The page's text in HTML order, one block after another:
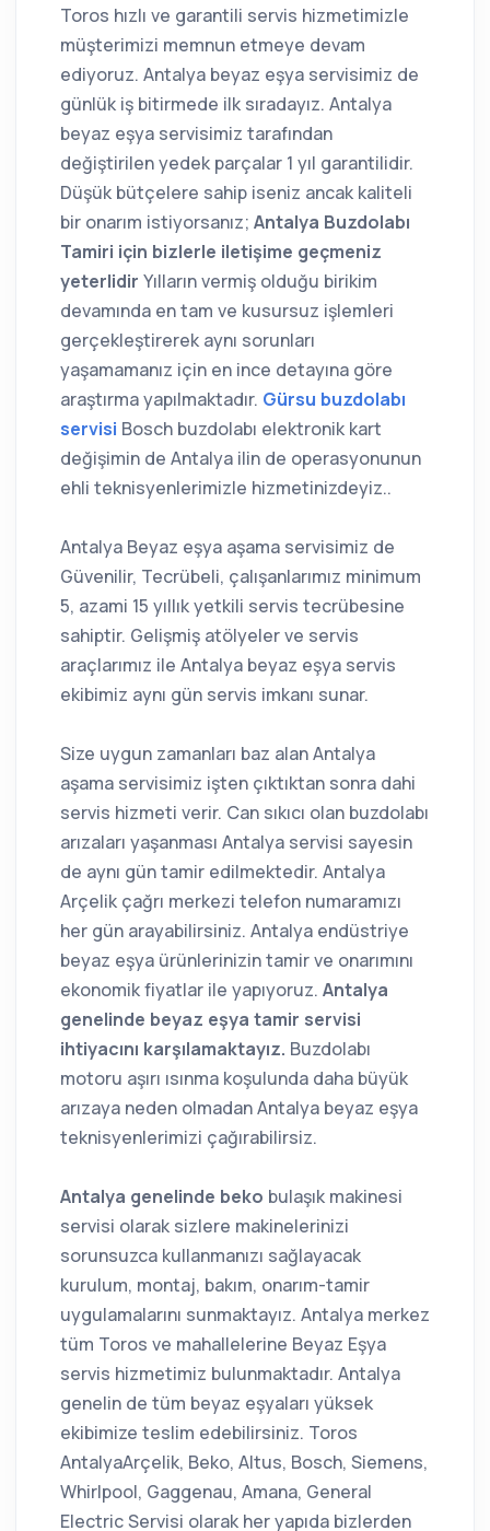
Toros hızlı ve garantili servis hizmetimizle
müşterimizi memnun etmeye devam
ediyoruz. Antalya beyaz eşya servisimiz de
günlük iş bitirmede ilk sıradayız. Antalya
beyaz eşya servisimiz tarafından
değiştirilen yedek parçalar 1 yıl garantilidir.
Düşük bütçelere sahip iseniz ancak kaliteli
bir onarım istiyorsanız; Antalya Buzdolabı
Tamiri için bizlerle iletişime geçmeniz
yeterlidir Yılların vermiş olduğu birikim
devamında en tam ve kusursuz işlemleri
gerçekleştirerek aynı sorunları
yaşamamanız için en ince detayına göre
araştırma yapılmaktadır. Gürsu buzdolabı
servisi Bosch buzdolabı elektronik kart
değişimin de Antalya ilin de operasyonunun
ehli teknisyenlerimizle hizmetinizdeyiz..
Antalya Beyaz eşya aşama servisimiz de
Güvenilir, Tecrübeli, çalışanlarımız minimum
5, azami 15 yıllık yetkili servis tecrübesine
sahiptir. Gelişmiş atölyeler ve servis
araçlarımız ile Antalya beyaz eşya servis
ekibimiz aynı gün servis imkanı sunar.
Size uygun zamanları baz alan Antalya
aşama servisimiz işten çıktıktan sonra dahi
servis hizmeti verir. Can sıkıcı olan buzdolabı
arızaları yaşanması Antalya servisi sayesin
de aynı gün tamir edilmektedir. Antalya
Arçelik çağrı merkezi telefon numaramızı
her gün arayabilirsiniz. Antalya endüstriye
beyaz eşya ürünlerinizin tamir ve onarımını
ekonomik fiyatlar ile yapıyoruz. Antalya
genelinde beyaz eşya tamir servisi
ihtiyacını karşılamaktayız. Buzdolabı
motoru aşırı ısınma koşulunda daha büyük
arızaya neden olmadan Antalya beyaz eşya
teknisyenlerimizi çağırabilirsiz.
Antalya genelinde beko bulaşık makinesi
servisi olarak sizlere makinelerinizi
sorunsuzca kullanmanızı sağlayacak
kurulum, montaj, bakım, onarım-tamir
uygulamalarını sunmaktayız. Antalya merkez
tüm Toros ve mahallelerine Beyaz Eşya
servis hizmetimiz bulunmaktadır. Antalya
genelin de tüm beyaz eşyaları yüksek
ekibimize teslim edebilirsiniz. Toros
AntalyaArçelik, Beko, Altus, Bosch, Siemens,
Whirlpool, Gaggenau, Amana, General
Electric Servisi olarak her yapıda bizlerden